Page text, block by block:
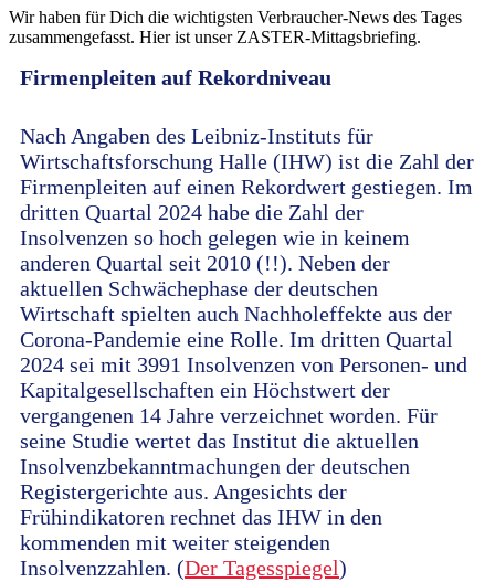
Wir haben für Dich die wichtigsten Verbraucher-News des Tages
zusammengefasst. Hier ist unser ZASTER-Mittagsbriefing.
Firmenpleiten auf Rekordniveau
Nach Angaben des Leibniz-Instituts für
Wirtschaftsforschung Halle (IHW) ist die Zahl der
Firmenpleiten auf einen Rekordwert gestiegen. Im
dritten Quartal 2024 habe die Zahl der
Insolvenzen so hoch gelegen wie in keinem
anderen Quartal seit 2010 (!!). Neben der
aktuellen Schwächephase der deutschen
Wirtschaft spielten auch Nachholeffekte aus der
Corona-Pandemie eine Rolle. Im dritten Quartal
2024 sei mit 3991 Insolvenzen von Personen- und
Kapitalgesellschaften ein Höchstwert der
vergangenen 14 Jahre verzeichnet worden. Für
seine Studie wertet das Institut die aktuellen
Insolvenzbekanntmachungen der deutschen
Registergerichte aus. Angesichts der
Frühindikatoren rechnet das IHW in den
kommenden mit weiter steigenden
Insolvenzzahlen. (Der Tagesspiegel)